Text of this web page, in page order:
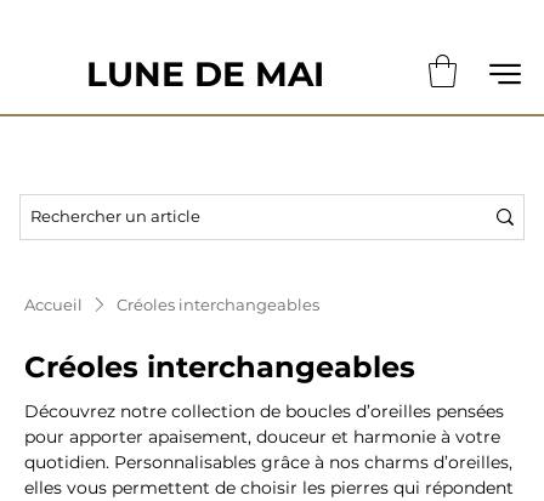
LUNE DE MAI
Accueil Créoles interchangeables
Créoles interchangeables
Découvrez notre collection de boucles d’oreilles pensées
pour apporter apaisement, douceur et harmonie à votre
quotidien. Personnalisables grâce à nos charms d’oreilles,
elles vous permettent de choisir les pierres qui répondent